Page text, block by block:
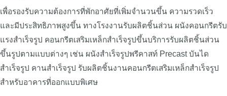
เพื่อรองรับความต้องการที่พักอาศัยที่เพิ่มจำนวนขึ้น ความรวดเร็ว
และมีประสิทธิภาพสูงขึ้น ทางโรงงานรับผลิตชิ้นส่วน ผนังคอนกรีตรับ
แรงสำเร็จรูป คอนกรีตเสริมเหล็กสำเร็จรูปขึ้นบริการรับผลิตชิ้นส่วน
ขึ้นรูปตามแบบต่างๆ เช่น ผนังสำเร็จรูปพรีคาสท์ Precast บันได
สำเร็จรูป คานสำเร็จรูป รับผลิตชิ้นงานคอนกรีตเสริมเหล็กสำเร็จรูป
สำหรับอาคารที่ออกแบบพิเศษ